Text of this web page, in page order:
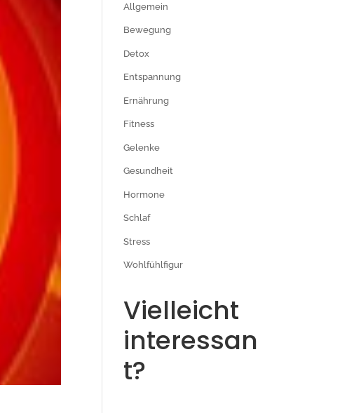
Allgemein
Bewegung
Detox
Entspannung
Ernährung
Fitness
Gelenke
Gesundheit
Hormone
Schlaf
Stress
Wohlfühlfigur
Vielleicht
interessan
t?